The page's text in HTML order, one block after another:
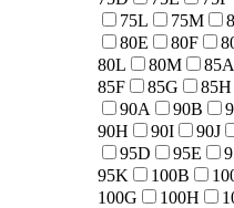
75L
75M
80E
80F
80L
80M 85A
85F
85G 85H
90A
90B
90H
90I 90J
95D
95E
95K
100B
100G
100H